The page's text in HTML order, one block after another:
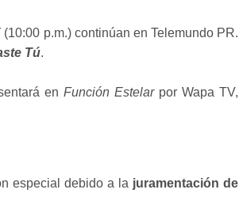
(10:00 p.m.) continúan en Telemundo PR.
Tú.
enFunción Estelarpor Wapa TV,
especial debido a la juramentación de